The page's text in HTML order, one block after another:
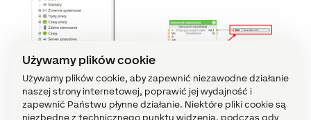
Używamy plików cookie
Używamy plików cookie, aby zapewnić niezawodne działanie
naszej strony internetowej, poprawić jej wydajność i
zapewnić Państwu płynne działanie. Niektóre pliki cookie są
niezbędne z technicznego punktu widzenia, podczas gdy